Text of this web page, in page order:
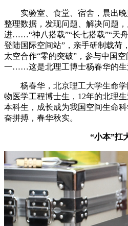
实验室、食堂、宿舍，晨出晚
整理数据，发现问题、解决问题
进……“神八搭载”“长七搭载”“天舟
登陆国际空间站”，亲手研制载荷
太空合作“零的突破”，参与中国
一……这是北理工博士杨春华的生
杨春华，北京理工大学生命学
物医学工程博士生，12年的北理
本科生，成长成为我国空间生命
奋拼搏，春华秋实。
“小本”扛